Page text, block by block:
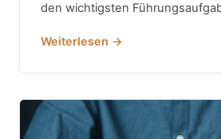
den wichtigsten
Weiterlesen →